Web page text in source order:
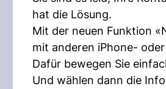
hat die Lösung.
Mit der neuen Funktion
mit anderen iPhone-
Dafür bewegen Sie
Und wählen dann die